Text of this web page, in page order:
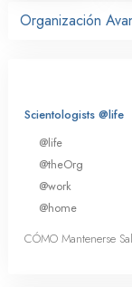
Organización
Scientologists @life
@life
@theOrg
@work
@home
CÓMO Mantenerse